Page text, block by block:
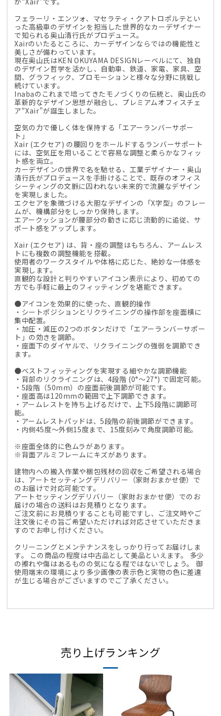
フェラーリ・エンツォ、マセラティ・クアトロポルテとい
った高級車のデザインを担当した世界的なカーデザイナー
で知られる奥山清行氏がプロデュース。
Xairのいたるところに、カーデザインならではの機能性と
美しさが備わっています。
現在奥山氏はKEN OKUYAMA DESIGNレーベルにて、独自
のデザイン哲学を活かし、自動車、鉄道、家電、家具、空
間、グラフィック、プロモーションと様々な分野に挑戦し
続けています。
Inabaのこれまで培ってきたモノづくりの伝統と、奥山氏の
革新的なデザイン思想が融合し、プレミアムオフィスチェ
ア“Xair”が誕生しました。
空気の力で優しく体を保持する「エアーランバーサポー
ト」
Xair (エクセア) の腰回りをホールドするランバーサポート
には、空気圧を用いることで容易な調整と柔らかなフィッ
ト感を両立。
カーデザインの世界で名を馳せる、工業デザイナー・奥山
清行氏がプロデュースを手掛けることで、既存のオフィス
シーティングの文脈に囚われない未来的で流麗なデザイン
を実現しました。
エクセアを象徴づける大胆なデザインの「X字型」のフレー
ムが、機構部分をしっかり保持します。
エアークッションが腰部分の動きに応じ流動的に追従、サ
ポート感をアップします。
Xair (エクセア) は、背・座の調整はもちろん、アームレス
トにも複数の調整機能を搭載。
使用者のワークスタイルや体格に応じた、絶妙な一体感を
実現します。
直観的な設計と判りやすいアイコン表示により、初めての
方でも手軽に最上のフィッティングを堪能できます。
●アイコンを効果的に使った、直観的操作
・シートポジションとリクライニングの操作部を座面横に
集中配置。
・加圧・減圧の2つのボタンだけで「エアーランバーサポー
ト」の効きを調節。
・座面下のダイヤルで、リクライニングの強弱を調節でき
ます。
●ベストフィッティングを実現する細やかな調節機能
・背部のリクライニングは、4段階 (0°～27°) で固定可能。
・5段階（50mm）の座面前後調節が可能です。
・座面高は120mmの範囲で上下調節できます。
・アームレストを持ち上げるだけで、上下5段階に調節可
能。
・アームレストパッドは、5段階の前後調節ができます。
・内側45度～外側15度まで、15度刻みで角度調節可能。
※座面全体的に色ムラがあります。
※背面アルミフレームにキズがあります。
建物内への搬入作業や梱包残材の回収をご希望される場合
は、アートセッティングデリバリー（家財おまかせ便）で
のお届けで対応可能です。
アートセッティングデリバリー（家財おまかせ便）でのお
届けの場合の送料はお見積りとなります。
ご注文前にお見積りすることも可能ですし、ご注文時やご
注文後にその旨ご希望いただければ対応させていただきま
すのでお申し付けください。
クリーニングとメンテナンスをしっかり行ってお届けしま
す。 この商品の程度は中古品として美品といえます。 多少
の擦れや傷はあるものの気になる程ではないでしょう。 御
使用端末の環境により多少画像の表示色と実物の色に差違
が生じる場合がございますのでご了承ください。
売り上げランキング